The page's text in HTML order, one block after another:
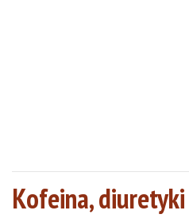
Kofeina,